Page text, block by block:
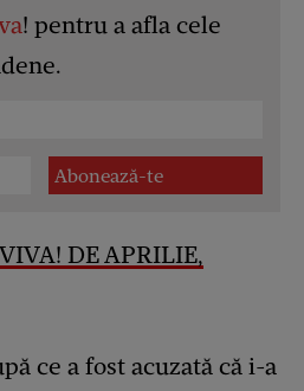
! pentru a afla cele
DE APRILIE,
ce a fost acuzată că i-a